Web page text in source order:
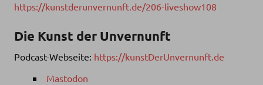
https://kunstderunvernunft.de/206-liveshow108
Die Kunst der Unvernunft
Podcast-Webseite: https://kunstDerUnvernunft.de
Mastodon